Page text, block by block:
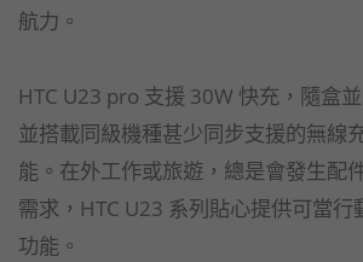
航力。
HTC U23 pro 支援 30W 快充，隨盒
並搭載同級機種甚少同步支援的無線
能。在外工作或旅遊，總是會發生配
需求，HTC U23 系列貼心提供可當
功能。